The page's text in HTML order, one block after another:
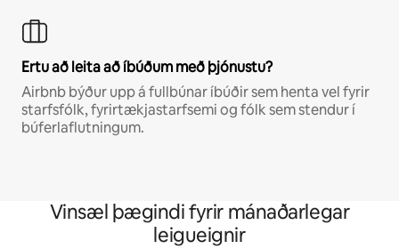
Ertu að leita að íbúðum með þjónustu?
Airbnb býður upp á fullbúnar íbúðir sem henta vel fyrir
starfsfólk, fyrirtækjastarfsemi og fólk sem stendur í
búferlaflutningum.
Vinsæl þægindi fyrir mánaðarlegar
leigueignir